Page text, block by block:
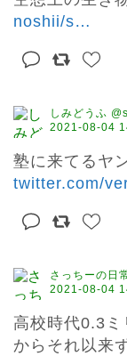
noshii/s…
しみどうふ
2021-08-04
twitter.com/
さっちーの日
2021-08-04
高校時代0.3ミ
からそれ以来